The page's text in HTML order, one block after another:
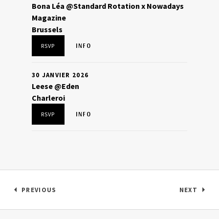
Bona Léa @Standard Rotation x Nowadays
Magazine
Brussels
RSVP INFO
30 JANVIER 2026
Leese @Eden
Charleroi
RSVP INFO
PREVIOUS NEXT